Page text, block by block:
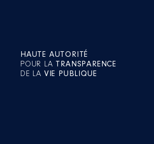
HAUTE AUTORITÉ
POUR LA TRANSPARENCE
DE LA VIE PUBLIQUE